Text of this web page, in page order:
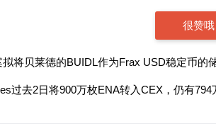
很赞哦
拟将贝莱德的BUIDL作为Frax USD稳定币的
过去2日将900万枚ENA转入CEX，仍有794